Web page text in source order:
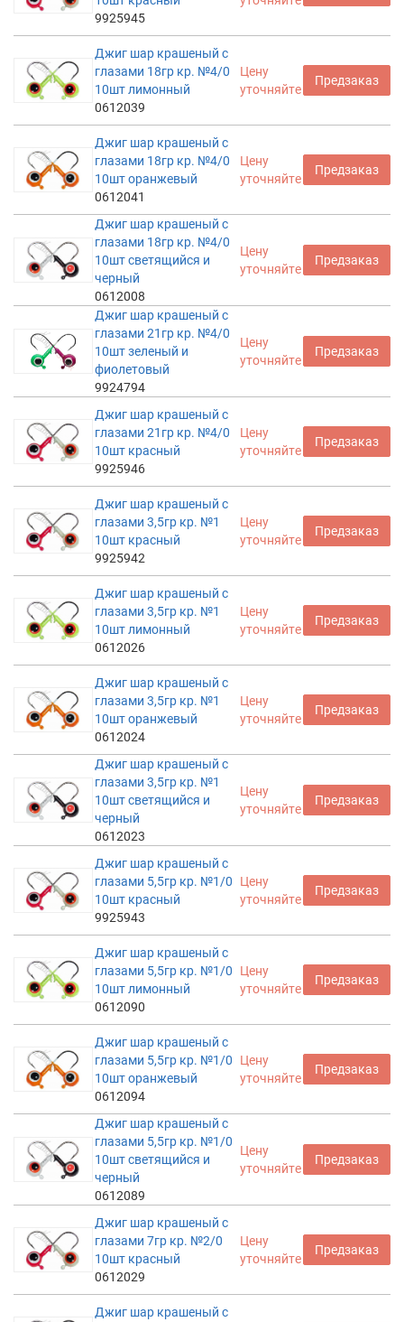
9925945
Джиг шар крашеный с
глазами 18гр кр. №4/0
10шт лимонный
0612039
Цену
уточняйте
Предзаказ
Джиг шар крашеный с
глазами 18гр кр. №4/0
10шт оранжевый
0612041
Цену
уточняйте
Предзаказ
Джиг шар крашеный с
глазами 18гр кр. №4/0
10шт светящийся и
черный
0612008
Цену
уточняйте
Предзаказ
Джиг шар крашеный с
глазами 21гр кр. №4/0
10шт зеленый и
фиолетовый
9924794
Цену
уточняйте
Предзаказ
Джиг шар крашеный с
глазами 21гр кр. №4/0
10шт красный
9925946
Цену
уточняйте
Предзаказ
Джиг шар крашеный с
глазами 3,5гр кр. №1
10шт красный
9925942
Цену
уточняйте
Предзаказ
Джиг шар крашеный с
глазами 3,5гр кр. №1
10шт лимонный
0612026
Цену
уточняйте
Предзаказ
Джиг шар крашеный с
глазами 3,5гр кр. №1
10шт оранжевый
0612024
Цену
уточняйте
Предзаказ
Джиг шар крашеный с
глазами 3,5гр кр. №1
10шт светящийся и
черный
0612023
Цену
уточняйте
Предзаказ
Джиг шар крашеный с
глазами 5,5гр кр. №1/0
10шт красный
9925943
Цену
уточняйте
Предзаказ
Джиг шар крашеный с
глазами 5,5гр кр. №1/0
10шт лимонный
0612090
Цену
уточняйте
Предзаказ
Джиг шар крашеный с
глазами 5,5гр кр. №1/0
10шт оранжевый
0612094
Цену
уточняйте
Предзаказ
Джиг шар крашеный с
глазами 5,5гр кр. №1/0
10шт светящийся и
черный
0612089
Цену
уточняйте
Предзаказ
Джиг шар крашеный с
глазами 7гр кр. №2/0
10шт красный
0612029
Цену
уточняйте
Предзаказ
Джиг шар крашеный с